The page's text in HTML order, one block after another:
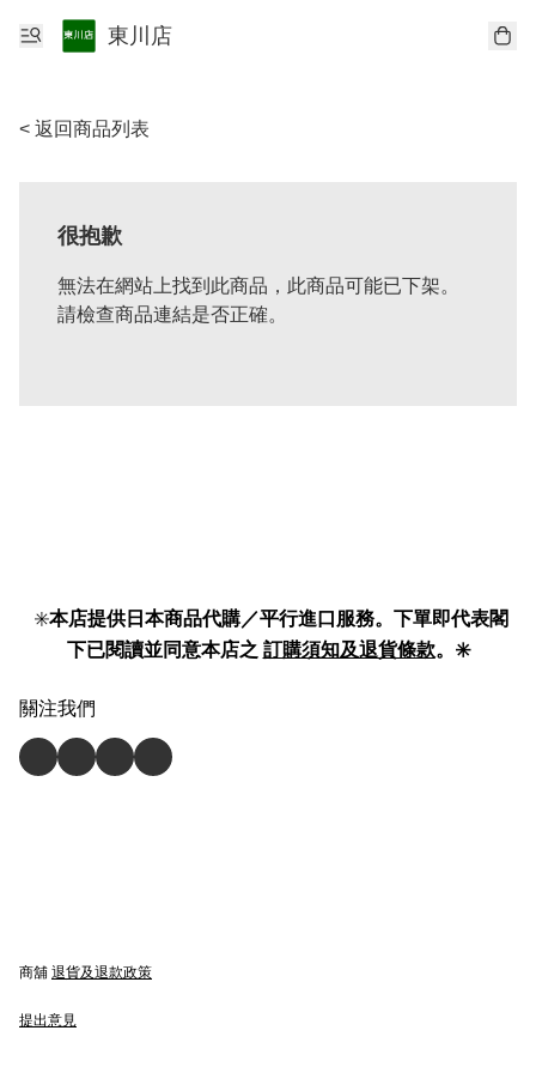
東川店
< 返回商品列表
很抱歉
無法在網站上找到此商品，此商品可能已下架。
請檢查商品連結是否正確。
✳️本店提供日本商品代購／平行進口服務。下單即代表閣
下已閱讀並同意本店之 訂購須知及退貨條款。✳️
關注我們
商舖 退貨及退款政策
提出意見